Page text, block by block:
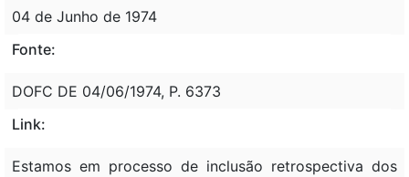
04 de Junho de 1974
Fonte:
DOFC DE 04/06/1974, P. 6373
Link:
Estamos em processo de inclusão retrospectiva dos